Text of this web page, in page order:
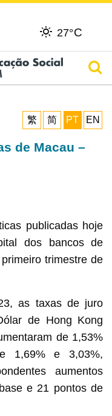
27°C
繁
简 PT EN
de Macau –
publicadas hoje
dos bancos de
trimestre de
as taxas de juro
de Hong Kong
de 1,53%
1,69% e 3,03%,
aumentos
e 21 pontos de